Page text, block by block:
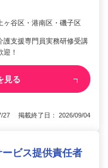
ヶ谷区・港南区・磯子区
支援専門員実務研修受講
！
見る
27 掲載終了日： 2026/09/04
ビス提供責任者